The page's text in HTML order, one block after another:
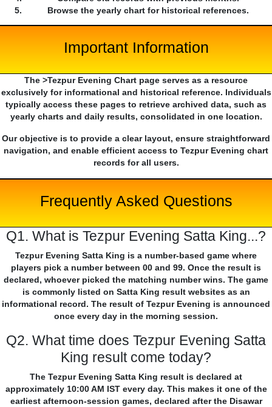
Browse the yearly chart for historical references.
Important Information
The >Tezpur Evening Chart page serves as a resource
exclusively for informational and historical reference. Individuals
typically access these pages to retrieve archived data, such as
yearly charts and daily results, consolidated in one location.
Our objective is to provide a clear layout, ensure straightforward
navigation, and enable efficient access to Tezpur Evening chart
records for all users.
Frequently Asked Questions
Q1. What is Tezpur Evening Satta King...?
Tezpur Evening Satta King is a number-based game where
players pick a number between 00 and 99. Once the result is
declared, whoever picked the matching number wins. The game
is commonly listed on Satta King result websites as an
informational record. The result of Tezpur Evening is announced
once every day in the morning session.
Q2. What time does Tezpur Evening Satta
King result come today?
The Tezpur Evening Satta King result is declared at
approximately 10:00 AM IST every day. This makes it one of the
earliest afternoon-session games, declared after the Disawar